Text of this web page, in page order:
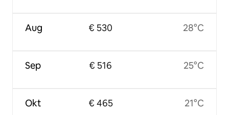
Aug
Sep
Okt
€ 530
€ 516
€ 465
28°C
25°C
21°C